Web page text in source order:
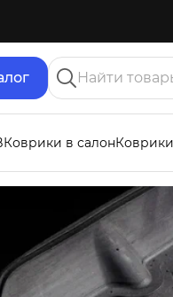
Коврики в салон